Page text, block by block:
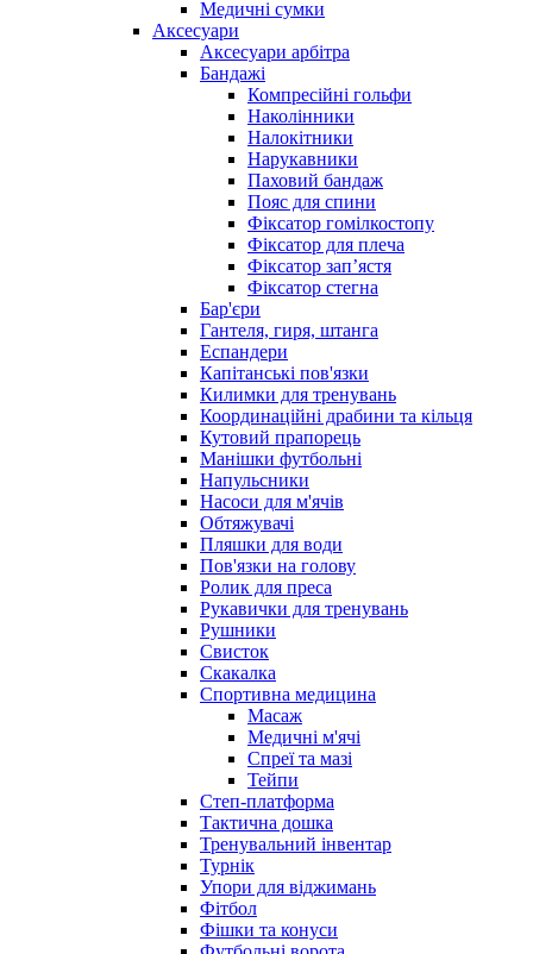
Медичні сумки
Аксесуари
Аксесуари арбітра
Бандажі
Компресійні гольфи
Наколінники
Налокітники
Нарукавники
Паховий бандаж
Пояс для спини
Фіксатор гомілкостопу
Фіксатор для плеча
Фіксатор запʼястя
Фіксатор стегна
Бар'єри
Гантеля, гиря, штанга
Еспандери
Капітанські пов'язки
Килимки для тренувань
Координаційні драбини та кільця
Кутовий прапорець
Манішки футбольні
Напульсники
Насоси для м'ячів
Обтяжувачі
Пляшки для води
Пов'язки на голову
Ролик для преса
Рукавички для тренувань
Рушники
Свисток
Скакалка
Спортивна медицина
Масаж
Медичні м'ячі
Спреї та мазі
Тейпи
Степ-платформа
Тактична дошка
Тренувальний інвентар
Турнік
Упори для віджимань
Фітбол
Фішки та конуси